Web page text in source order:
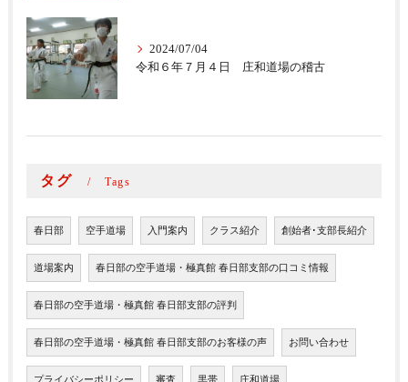
2024/07/04
令和６年７月４日 庄和道場の稽古
タグ Tags
春日部 空手道場 入門案内 クラス紹介 創始者･支部長紹介
道場案内 春日部の空手道場・極真館 春日部支部の口コミ情報
春日部の空手道場・極真館 春日部支部の評判
春日部の空手道場・極真館 春日部支部のお客様の声 お問い合わせ
プライバシーポリシー 審査 黒帯 庄和道場